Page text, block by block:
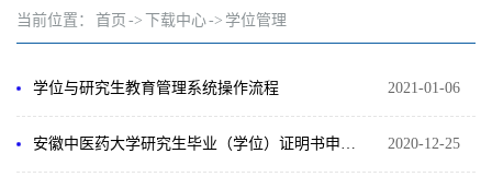
当前位置： 首页 -> 下载中心-> 学位管理
2021-01-06
学位与研究生教育管理系统操作流程
2020-12-25